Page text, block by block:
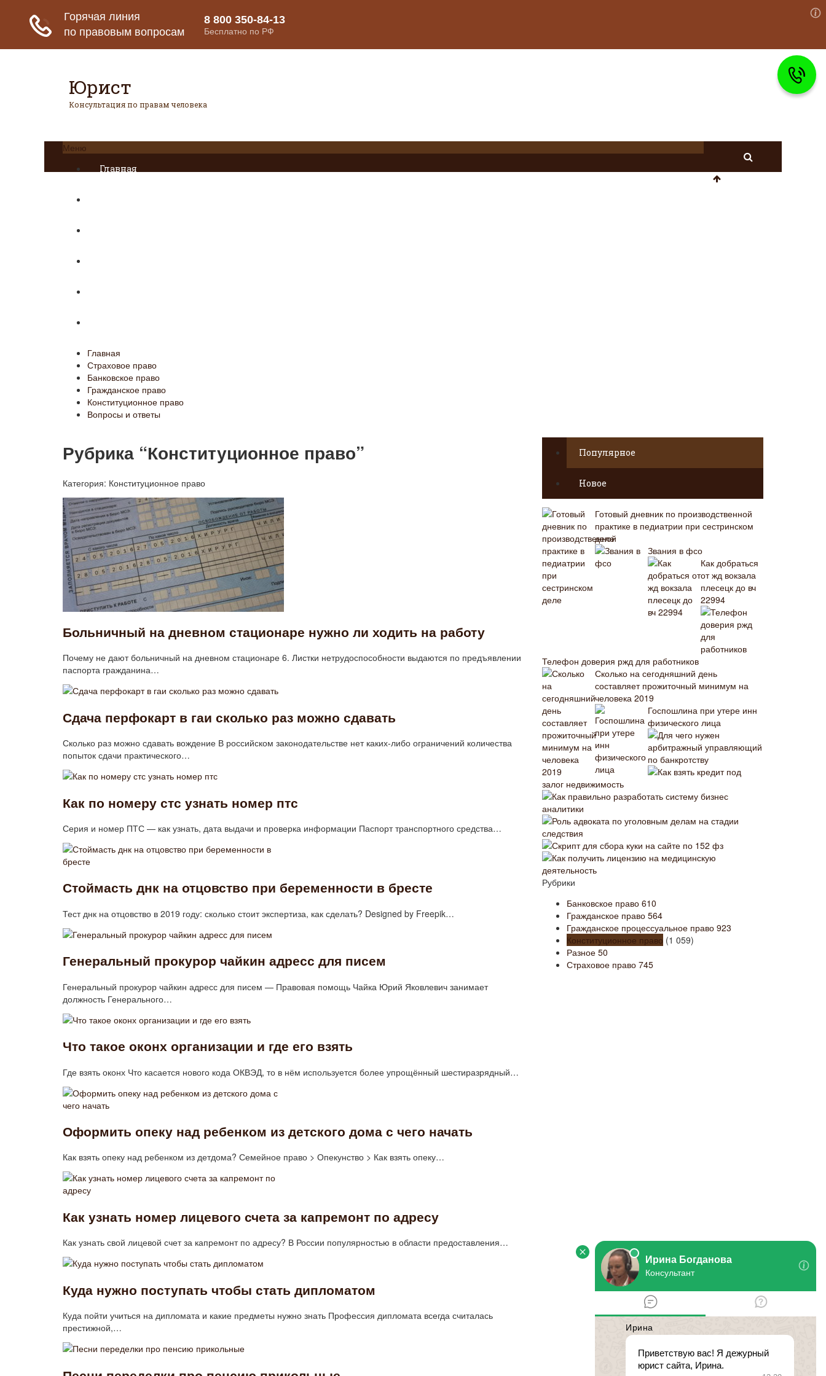
Юрист
Консультация по правам человека
Меню
Главная
Главная
Страховое право
Банковское право
Гражданское право
Конституционное право
Вопросы и ответы
Рубрика “Конституционное право”
Категория: Конституционное право
Больничный на дневном стационаре нужно ли ходить на работу
Почему не дают больничный на дневном стационаре 6. Листки нетрудоспособности выдаются по предъявлении
паспорта гражданина…
Сдача перфокарт в гаи сколько раз можно сдавать
Сколько раз можно сдавать вождение В российском законодательстве нет каких-либо ограничений количества
попыток сдачи практического…
Как по номеру стс узнать номер птс
Серия и номер ПТС — как узнать, дата выдачи и проверка информации Паспорт транспортного средства…
Стоймасть днк на отцовство при беременности в бресте
Тест днк на отцовство в 2019 году: сколько стоит экспертиза, как сделать? Designed by Freepik…
Генеральный прокурор чайкин адресс для писем
Генеральный прокурор чайкин адресс для писем — Правовая помощь Чайка Юрий Яковлевич занимает
должность Генерального…
Что такое оконх организации и где его взять
Где взять оконх Что касается нового кода ОКВЭД, то в нём используется более упрощённый шестиразрядный…
Оформить опеку над ребенком из детского дома с чего начать
Как взять опеку над ребенком из детдома? Семейное право > Опекунство > Как взять опеку…
Как узнать номер лицевого счета за капремонт по адресу
Как узнать свой лицевой счет за капремонт по адресу? В России популярностью в области предоставления…
Куда нужно поступать чтобы стать дипломатом
Куда пойти учиться на дипломата и какие предметы нужно знать Профессия дипломата всегда считалась
престижной,…
Популярное
Новое
Готовый дневник по производственной
практике в педиатрии при сестринском
деле
Звания в фсо
Как добраться
от жд вокзала
плесецк до вч
22994
Телефон доверия ржд для работников
Сколько на сегодняшний день
составляет прожиточный минимум на
человека 2019
Госпошлина при утере инн
физического лица
Для чего нужен
арбитражный управляющий
по банкротству
Как взять кредит под
залог недвижимость
Как правильно разработать систему бизнес
аналитики
Роль адвоката по уголовным делам на стадии
следствия
Скрипт для сбора куки на сайте по 152 фз
Как получить лицензию на медицинскую
деятельность
Рубрики
Банковское право 610
Гражданское право 564
Гражданское процессуальное право 923
Конституционное право (1 059)
Разное 50
Страховое право 745